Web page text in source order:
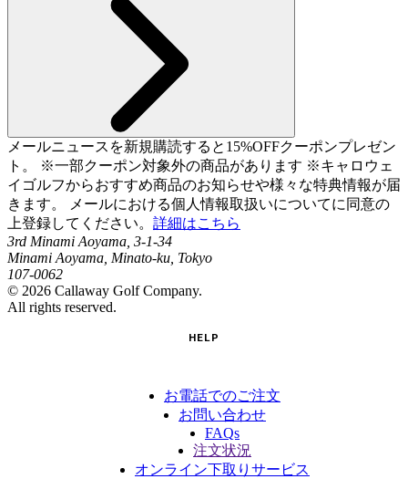
メールニュースを新規購読すると15%OFFクーポンプレゼン
ト。 ※一部クーポン対象外の商品があります ※キャロウェ
イゴルフからおすすめ商品のお知らせや様々な特典情報が届
きます。 メールにおける個人情報取扱いについてに同意の
上登録してください。 詳細はこちら
3rd Minami Aoyama, 3-1-34
Minami Aoyama, Minato-ku, Tokyo
107-0062
© 2026 Callaway Golf Company.
All rights reserved.
HELP
お電話でのご注文
お問い合わせ
FAQs
注文状況
オンライン下取りサービス